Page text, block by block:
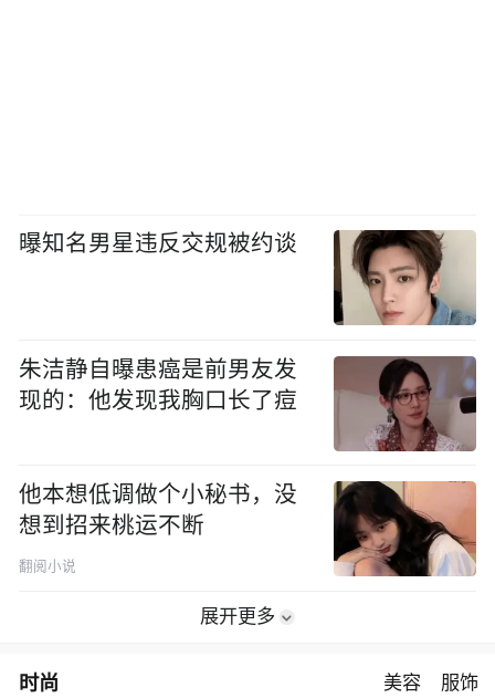
曝知名男星违反交规被约谈
朱洁静自曝患癌是前男友发
现的：他发现我胸口长了痘
他本想低调做个小秘书，没
想到招来桃运不断
翻阅小说
展开更多
时尚 美容 服饰